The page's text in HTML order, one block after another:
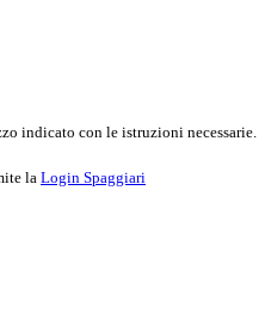
indicato con le istruzioni necessarie.
la Login Spaggiari